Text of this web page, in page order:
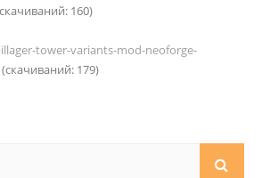
160)
tower-variants-mod-neoforge-
179)